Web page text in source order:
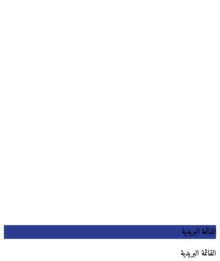
القائمة البريدية
القائمة البريدية